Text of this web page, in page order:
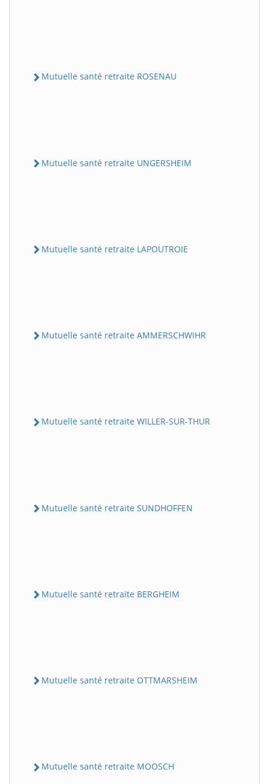
Mutuelle santé retraite ROSENAU
Mutuelle santé retraite UNGERSHEIM
Mutuelle santé retraite LAPOUTROIE
Mutuelle santé retraite AMMERSCHWIHR
Mutuelle santé retraite WILLER-SUR-THUR
Mutuelle santé retraite SUNDHOFFEN
Mutuelle santé retraite BERGHEIM
Mutuelle santé retraite OTTMARSHEIM
Mutuelle santé retraite MOOSCH